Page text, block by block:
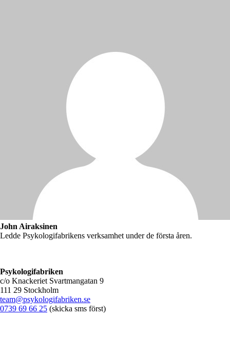
John Airaksinen
Ledde Psykologifabrikens verksamhet under de första åren.
Psykologifabriken
c/o Knackeriet Svartmangatan 9
111 29 Stockholm
team@psykologifabriken.se
0739 69 66 25 (skicka sms först)